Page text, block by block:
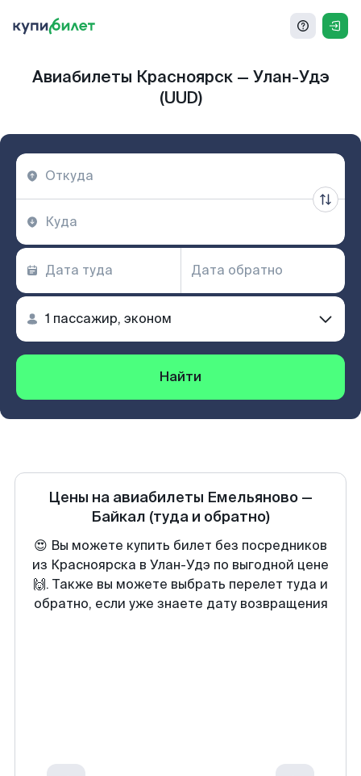
Авиабилеты Красноярск — Улан-Удэ
(UUD)
Найти
Цены на авиабилеты Емельяново —
Байкал (туда и обратно)
😍 Вы можете купить билет без посредников
из Красноярска в Улан-Удэ по выгодной цене
🙌. Также вы можете выбрать перелет туда и
обратно, если уже знаете дату возвращения